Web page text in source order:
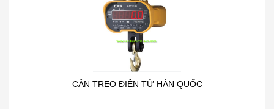
CÂN TREO ĐIỆN TỬ HÀN QUỐC